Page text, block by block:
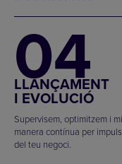
04
LLANÇAMENT
I EVOLUCIÓ
Supervisem, optimitzem i
manera contínua per
del teu negoci.